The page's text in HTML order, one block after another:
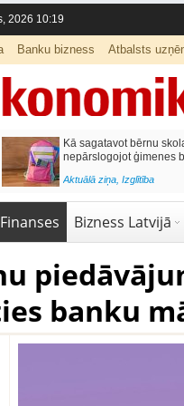
2026 10:19
Banku bizness Atbalsts
Kā sagatavot bērnu skolai,
nepārslogojot ģimenes
Aktuālā ziņa,Izglītība
Finanses Bizness Latvijā
banku